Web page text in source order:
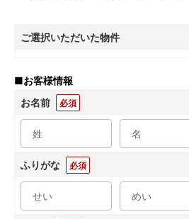
ご選択いただいた物件
■お客様情報
お名前
必須
ふりがな 必須